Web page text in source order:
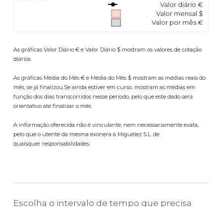
Valor diário €
Valor mensal $
Valor por mês €
As gráficas Valor Diário € e Valor Diário $ mostram os valores de cotação
diários.
As gráficas Média do Mês € e Média do Mês $ mostram as médias reais do
mês, se já finalizou.Se ainda estiver em curso, mostram as médias em
função dos dias transcorridos nesse período, pelo que este dado será
orientativo até finalizar o mês.
A informação oferecida não é vinculante, nem necessariamente exata,
pelo que o utente da mesma exonera à Miguélez S.L. de
quaisquer responsabilidades.
Escolha o intervalo de tempo que precisa